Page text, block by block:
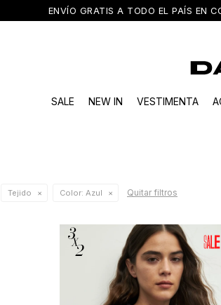
ENVÍO GRATIS A TODO EL PAÍS EN
SALE NEW IN VESTIMENTA
Tejido Color: Azul Quitar filtros